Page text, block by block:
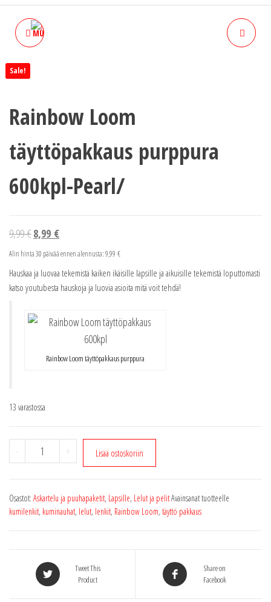
MUUMIPEIKKO KORVAKORUT
Sale!
Rainbow Loom
täyttöpakkaus purppura
600kpl-Pearl/
9,99€Alkuperäinen
hinta
oli:
9,99 €.
8,99 €Nykyinen
hinta
on:
8,99 €.
Alin hinta 30 päivää ennen alennusta:9,99 €
Hauskaa ja luovaa tekemistä kaiken ikäisille lapsille ja aikuisille tekemistä loputtomasti
katso youtubesta hauskoja ja luovia asioita mitä voit tehdä!
Rainbow Loom täyttöpakkaus purppura
13 varastossa
-
Rainbow
Loom
600kpl-
Pearl/
+ Lisää ostoskoriin
Osastot: Askartelu ja puuhapaketit, Lapsille, Lelut ja pelitAvainsanat tuotteelle
kumilenkit, kuminauhat, lelut, lenkit, Rainbow Loom, täyttö pakkaus
Tweet This
Product
Share on
Facebook